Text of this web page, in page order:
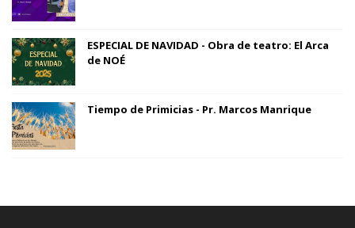
ESPECIAL DE NAVIDAD - Obra de teatro: El Arca
de NOÉ
Tiempo de Primicias - Pr. Marcos Manrique